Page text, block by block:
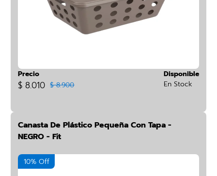
Precio
$ 8.010 $ 8.900
Disponible
En Stock
Canasta De Plástico Pequeña Con Tapa -
NEGRO - Fit
10% Off